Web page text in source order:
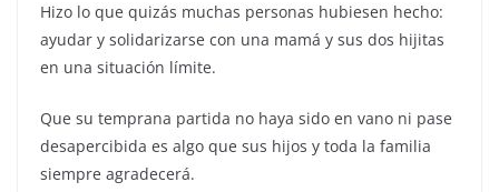
Hizo lo que quizás muchas personas hubiesen hecho:
ayudar y solidarizarse con una mamá y sus dos hijitas
en una situación límite.
Que su temprana partida no haya sido en vano ni pase
desapercibida es algo que sus hijos y toda la familia
siempre agradecerá.